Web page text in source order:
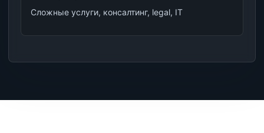
Сложные услуги, консалтинг, legal, IT